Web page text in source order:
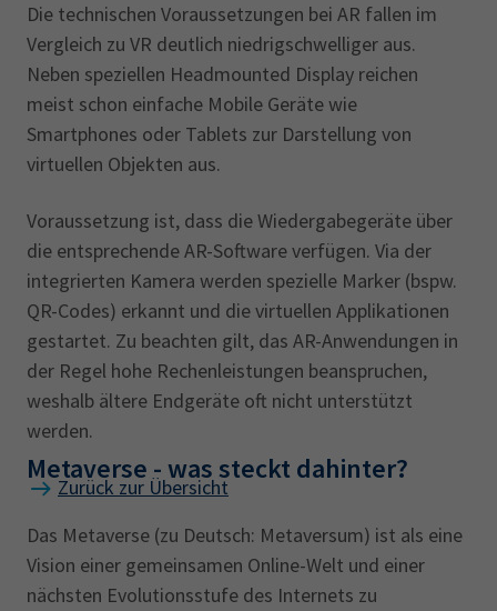
Die technischen Voraussetzungen bei AR fallen im
Vergleich zu VR deutlich niedrigschwelliger aus.
Neben speziellen Headmounted Display reichen
meist schon einfache Mobile Geräte wie
Smartphones oder Tablets zur Darstellung von
virtuellen Objekten aus.
Voraussetzung ist, dass die Wiedergabegeräte über
die entsprechende AR-Software verfügen. Via der
integrierten Kamera werden spezielle Marker (bspw.
QR-Codes) erkannt und die virtuellen Applikationen
gestartet. Zu beachten gilt, das AR-Anwendungen in
der Regel hohe Rechenleistungen beanspruchen,
weshalb ältere Endgeräte oft nicht unterstützt
werden.
Zurück zur Übersicht
Metaverse - was steckt dahinter?
Das Metaverse (zu Deutsch: Metaversum) ist als eine
Vision einer gemeinsamen Online-Welt und einer
nächsten Evolutionsstufe des Internets zu